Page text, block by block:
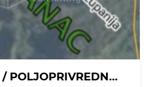
GRAĐEVINSKO / POLJOPRIVREDNO ZEMLJIŠTE - SMOLJANAC / VRHUNSKA LOKACIJA/ ODLIČNA INVESTICIJA!